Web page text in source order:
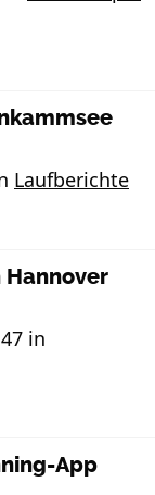
Laufberichte
in
App